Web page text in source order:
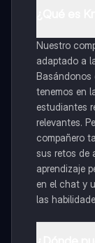
Nuestro
adaptado a
Basándonos
tenemos en
estudiantes
relevantes.
compañero
sus retos de
aprendizaje
en el chat y
las